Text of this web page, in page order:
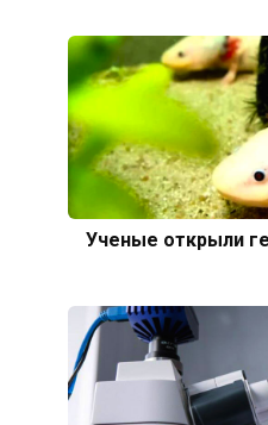
Ученые открыли